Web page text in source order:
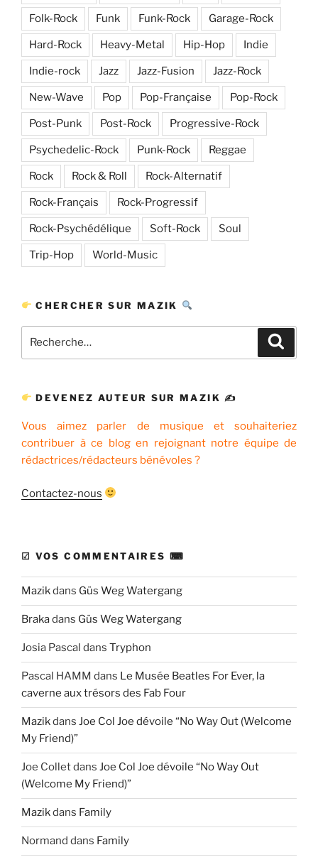
Folk-Rock Funk Funk-Rock Garage-Rock
Hard-Rock Heavy-Metal Hip-Hop Indie
Indie-rock Jazz Jazz-Fusion Jazz-Rock
New-Wave Pop Pop-Française Pop-Rock
Post-Punk Post-Rock Progressive-Rock
Psychedelic-Rock Punk-Rock Reggae
Rock Rock & Roll Rock-Alternatif
Rock-Français Rock-Progressif
Rock-Psychédélique Soft-Rock Soul
Trip-Hop World-Music
CHERCHER SUR MAZIK
pour
DEVENEZ AUTEUR SUR MAZIK ✍
Vous aimez parler de musique et souhaiteriez
contribuer à ce blog en rejoignant notre équipe de
rédactrices/rédacteurs bénévoles ?
Contactez-nous
☑ VOS COMMENTAIRES ⌨
Mazikdans Güs Weg Watergang
Brakadans Güs Weg Watergang
Josia Pascal dans Tryphon
Pascal HAMM dans Le Musée Beatles For Ever, la
caverne aux trésors des Fab Four
Mazikdans Joe Col Joe dévoile “No Way Out (Welcome
My Friend)”
Joe Colletdans Joe Col Joe dévoile “No Way Out
(Welcome My Friend)”
Mazikdans Family
Normand dans Family